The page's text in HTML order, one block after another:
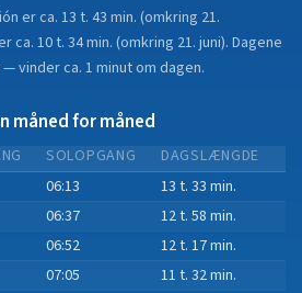
er ca. 13 t. 43 min. (omkring 21.
ca. 10 t. 34 min. (omkring 21. juni). Dagene
—vinderca. 1 minutom dagen.
måned for måned
SOLOPGANG
DAGSLÆNGDE
06:13
13 t. 33 min.
06:37
12 t. 58 min.
06:52
12 t. 17 min.
07:05
11 t. 32 min.